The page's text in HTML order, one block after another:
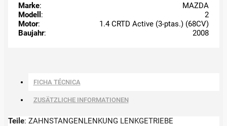
Marke:
MAZDA
Modell :
2
Motor:
1.4 CRTD Active (3-ptas.) (68CV)
Baujahr: 2008
FICHA TÉCNICA
ZUSÄTZLICHE INFORMATIONEN
Teile: ZAHNSTANGENLENKUNG LENKGETRIEBE